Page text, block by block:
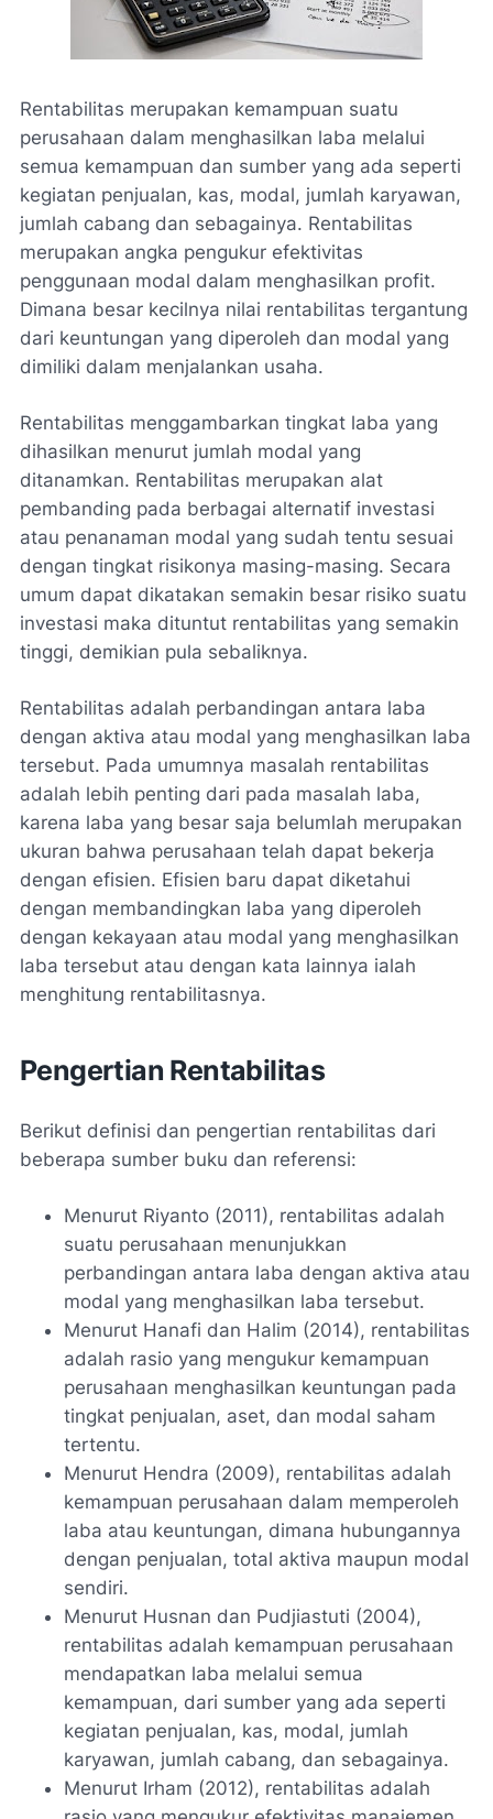
Rentabilitas merupakan kemampuan suatu
perusahaan dalam menghasilkan laba melalui
semua kemampuan dan sumber yang ada seperti
kegiatan penjualan, kas, modal, jumlah karyawan,
jumlah cabang dan sebagainya. Rentabilitas
merupakan angka pengukur efektivitas
penggunaan modal dalam menghasilkan profit.
Dimana besar kecilnya nilai rentabilitas tergantung
dari keuntungan yang diperoleh dan modal yang
dimiliki dalam menjalankan usaha.
Rentabilitas menggambarkan tingkat laba yang
dihasilkan menurut jumlah modal yang
ditanamkan. Rentabilitas merupakan alat
pembanding pada berbagai alternatif investasi
atau penanaman modal yang sudah tentu sesuai
dengan tingkat risikonya masing-masing. Secara
umum dapat dikatakan semakin besar risiko suatu
investasi maka dituntut rentabilitas yang semakin
tinggi, demikian pula sebaliknya.
Rentabilitas adalah perbandingan antara laba
dengan aktiva atau modal yang menghasilkan laba
tersebut. Pada umumnya masalah rentabilitas
adalah lebih penting dari pada masalah laba,
karena laba yang besar saja belumlah merupakan
ukuran bahwa perusahaan telah dapat bekerja
dengan efisien. Efisien baru dapat diketahui
dengan membandingkan laba yang diperoleh
dengan kekayaan atau modal yang menghasilkan
laba tersebut atau dengan kata lainnya ialah
menghitung rentabilitasnya.
Pengertian Rentabilitas
Berikut definisi dan pengertian rentabilitas dari
beberapa sumber buku dan referensi:
Menurut Riyanto (2011), rentabilitas adalah
suatu perusahaan menunjukkan
perbandingan antara laba dengan aktiva atau
modal yang menghasilkan laba tersebut.
Menurut Hanafi dan Halim (2014), rentabilitas
adalah rasio yang mengukur kemampuan
perusahaan menghasilkan keuntungan pada
tingkat penjualan, aset, dan modal saham
tertentu.
Menurut Hendra (2009), rentabilitas adalah
kemampuan perusahaan dalam memperoleh
laba atau keuntungan, dimana hubungannya
dengan penjualan, total aktiva maupun modal
sendiri.
Menurut Husnan dan Pudjiastuti (2004),
rentabilitas adalah kemampuan perusahaan
mendapatkan laba melalui semua
kemampuan, dari sumber yang ada seperti
kegiatan penjualan, kas, modal, jumlah
karyawan, jumlah cabang, dan sebagainya.
Menurut Irham (2012), rentabilitas adalah